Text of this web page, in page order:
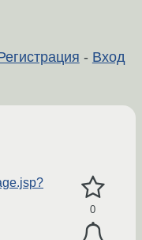
- Вход
0